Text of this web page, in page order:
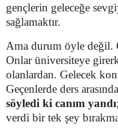
gençlerin geleceğe
sağlamaktır.
Ama durum öyle değil.
Onlar üniversiteye
olanlardan. Gelecek
Geçenlerde ders arasında
söyledi ki canım yandı
verdi bir tek şey